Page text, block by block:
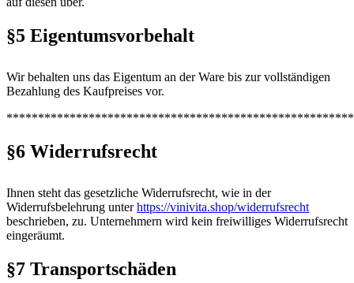
§5 Eigentumsvorbehalt
Wir behalten uns das Eigentum an der Ware bis zur vollständigen
Bezahlung des Kaufpreises vor.
§6 Widerrufsrecht
Ihnen steht das gesetzliche Widerrufsrecht, wie in der
Widerrufsbelehrung unterhttps://vinivita.shop/widerrufsrecht
beschrieben, zu. Unternehmern wird kein freiwilliges Widerrufsrecht
eingeräumt.
§7 Transportschäden